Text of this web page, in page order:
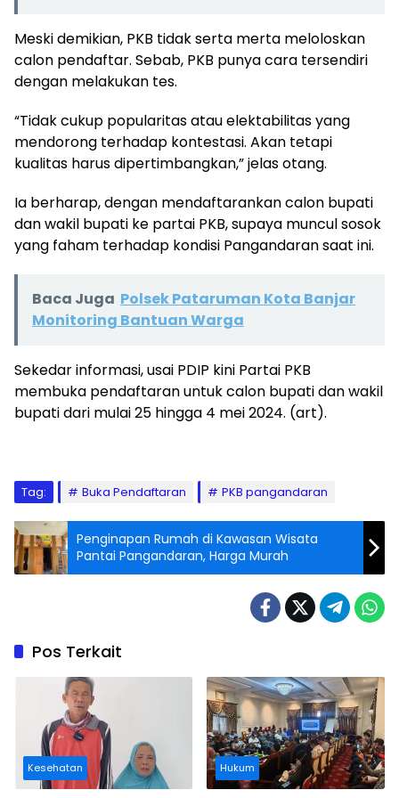
Meski demikian, PKB tidak serta merta meloloskan
calon pendaftar. Sebab, PKB punya cara tersendiri
dengan melakukan tes.
“Tidak cukup popularitas atau elektabilitas yang
mendorong terhadap kontestasi. Akan tetapi
kualitas harus dipertimbangkan,” jelas otang.
Ia berharap, dengan mendaftarankan calon bupati
dan wakil bupati ke partai PKB, supaya muncul sosok
yang faham terhadap kondisi Pangandaran saat ini.
Baca Juga Polsek Pataruman Kota Banjar
Monitoring Bantuan Warga
Sekedar informasi, usai PDIP kini Partai PKB
membuka pendaftaran untuk calon bupati dan wakil
bupati dari mulai 25 hingga 4 mei 2024. (art).
Tag: Buka Pendaftaran PKB pangandaran
Penginapan Rumah di Kawasan Wisata
Pantai Pangandaran, Harga Murah
Pos Terkait
Kesehatan Hukum